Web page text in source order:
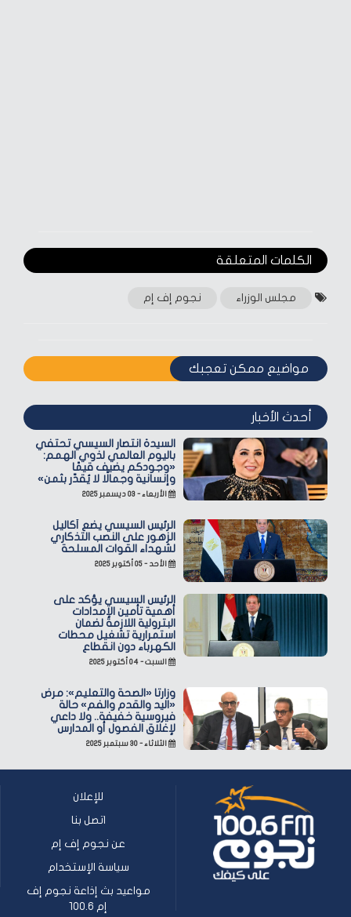
الكلمات المتعلقة‎
مجلس الوزراء نجوم إف إم
مواضيع ممكن تعجبك
أحدث الأخبار
السيدة انتصار السيسي تحتفي
باليوم العالمي لذوي الهمم:
«وجودكم يضيف قيمًا
وإنسانية وجمالًا لا يُقدّر بثمن»
الأربعاء - ٠٣ ديسمبر ٢٠٢٥
الرئيس السيسي يضع أكاليل
الزهور على النصب التذكاري
لشهداء القوات المسلحة
الأحد - ٠٥ أكتوبر ٢٠٢٥
الرئيس السيسي يؤكد على
أهمية تأمين الإمدادات
البترولية اللازمة لضمان
استمرارية تشغيل محطات
الكهرباء دون انقطاع
السبت - ٠٤ أكتوبر ٢٠٢٥
وزارتا «الصحة والتعليم»: مرض
«اليد والقدم والفم» حالة
فيروسية خفيفة.. ولا داعي
لإغلاق الفصول أو المدارس
الثلاثاء - ٣٠ سبتمبر ٢٠٢٥
للإعلان
اتصل بنا
عن نجوم إف إم
سياسة الإستخدام
مواعيد بث إذاعة نجوم إف
إم 100.6